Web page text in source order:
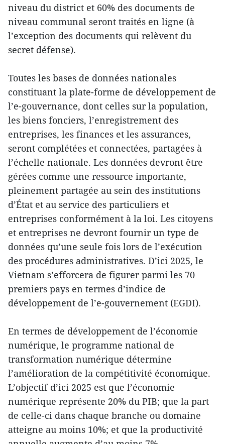
niveau du district et 60% des documents de
niveau communal seront traités en ligne (à
l’exception des documents qui relèvent du
secret défense).
Toutes les bases de données nationales
constituant la plate-forme de développement de
l’e-gouvernance, dont celles sur la population,
les biens fonciers, l’enregistrement des
entreprises, les finances et les assurances,
seront complétées et connectées, partagées à
l’échelle nationale. Les données devront être
gérées comme une ressource importante,
pleinement partagée au sein des institutions
d’État et au service des particuliers et
entreprises conformément à la loi. Les citoyens
et entreprises ne devront fournir un type de
données qu’une seule fois lors de l’exécution
des procédures administratives. D’ici 2025, le
Vietnam s’efforcera de figurer parmi les 70
premiers pays en termes d’indice de
développement de l’e-gouvernement (EGDI).
En termes de développement de l’économie
numérique, le programme national de
transformation numérique détermine
l’amélioration de la compétitivité économique.
L’objectif d’ici 2025 est que l’économie
numérique représente 20% du PIB; que la part
de celle-ci dans chaque branche ou domaine
atteigne au moins 10%; et que la productivité